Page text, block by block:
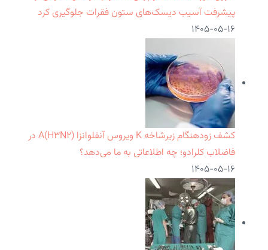
پیشرفت آسیب دیسک‌های ستون فقرات جلوگیری کرد
۱۴۰۵-۰۵-۱۶
کشف زودهنگام زیرشاخه K ویروس آنفلوانزا A(H۳N۲) در
فاضلاب کلرادو؛ چه اطلاعاتی به ما می‌دهد؟
۱۴۰۵-۰۵-۱۶